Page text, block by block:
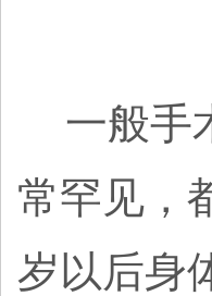
一般手
常罕见，
岁以后身